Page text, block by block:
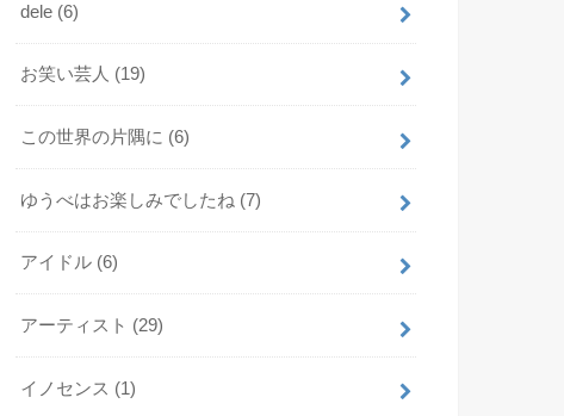
dele (6)
お笑い芸人 (19)
この世界の片隅に (6)
ゆうべはお楽しみでしたね (7)
アイドル (6)
アーティスト (29)
イノセンス (1)